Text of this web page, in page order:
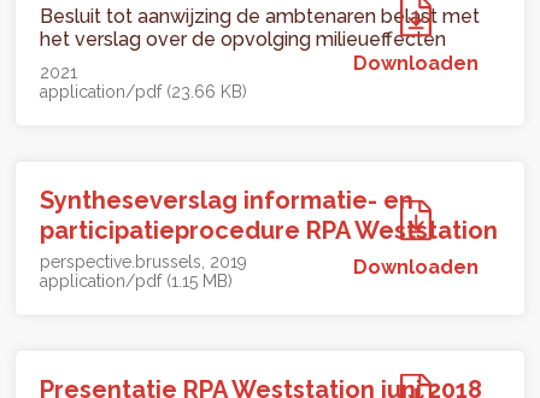
Besluit tot aanwijzing de ambtenaren belast met
het verslag over de opvolging milieueffecten
2021
application/pdf (23.66 KB)
Downloaden
Syntheseverslag informatie- en
participatieprocedure RPA Weststation
perspective.brussels 2019
application/pdf (1.15 MB)
Downloaden
Presentatie RPA Weststation juni 2018